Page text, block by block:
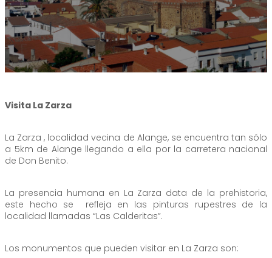
Visita La Zarza
La Zarza , localidad vecina de Alange, se encuentra tan sólo
a 5km de Alange llegando a ella por la carretera nacional
de Don Benito.
La presencia humana en La Zarza data de la prehistoria,
este hecho se refleja en las pinturas rupestres de la
localidad llamadas “Las Calderitas”.
Los monumentos que pueden visitar en La Zarza son: